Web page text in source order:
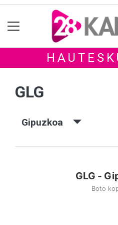
GLG
Gipuzkoa
GLG -
Boto